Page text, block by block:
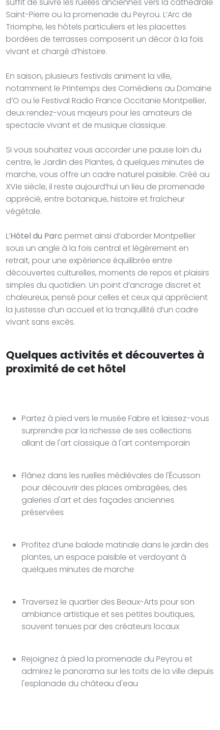
Saint-Pierre ou la promenade du Peyrou. L’Arc de
Triomphe, les hôtels particuliers et les placettes
bordées de terrasses composent un décor à la fois
vivant et chargé d’histoire.
En saison, plusieurs festivals animent la ville,
notamment le Printemps des Comédiens au Domaine
d’O ou le Festival Radio France Occitanie Montpellier,
deux rendez-vous majeurs pour les amateurs de
spectacle vivant et de musique classique.
Si vous souhaitez vous accorder une pause loin du
centre, le Jardin des Plantes, à quelques minutes de
marche, vous offre un cadre naturel paisible. Créé au
XVIe siècle, il reste aujourd’hui un lieu de promenade
apprécié, entre botanique, histoire et fraîcheur
végétale.
L’Hôtel du Parc permet ainsi d’aborder Montpellier
sous un angle à la fois central et légèrement en
retrait, pour une expérience équilibrée entre
découvertes culturelles, moments de repos et plaisirs
simples du quotidien. Un point d’ancrage discret et
chaleureux, pensé pour celles et ceux qui apprécient
la justesse d’un accueil et la tranquillité d’un cadre
vivant sans excès.
Quelques activités et découvertes à
proximité de cet hôtel
Partez à pied vers le musée Fabre et laissez-vous
surprendre par la richesse de ses collections
allant de l'art classique à l'art contemporain
Flânez dans les ruelles médiévales de l'Écusson
pour découvrir des places ombragées, des
galeries d'art et des façades anciennes
préservées
Profitez d’une balade matinale dans le jardin des
plantes, un espace paisible et verdoyant à
quelques minutes de marche
Traversez le quartier des Beaux-Arts pour son
ambiance artistique et ses petites boutiques,
souvent tenues par des créateurs locaux
Rejoignez à pied la promenade du Peyrou et
admirez le panorama sur les toits de la ville depuis
l'esplanade du château d'eau